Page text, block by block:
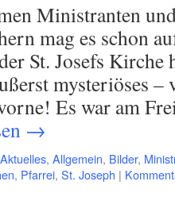
Ministranten
mag es schon
St. Josefs Kirche
mysteriöses –
Es war am
→
Aktuelles, Allgemein, Bilder,
, Pfarrei, St. Joseph |